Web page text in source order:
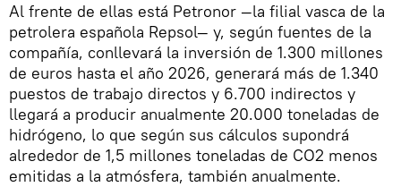
Al frente de ellas está Petronor —la filial vasca de la
petrolera española Repsol— y, según fuentes de la
compañía, conllevará la inversión de 1.300 millones
de euros hasta el año 2026, generará más de 1.340
puestos de trabajo directos y 6.700 indirectos y
llegará a producir anualmente 20.000 toneladas de
hidrógeno, lo que según sus cálculos supondrá
alrededor de 1,5 millones toneladas de CO2 menos
emitidas a la atmósfera, también anualmente.